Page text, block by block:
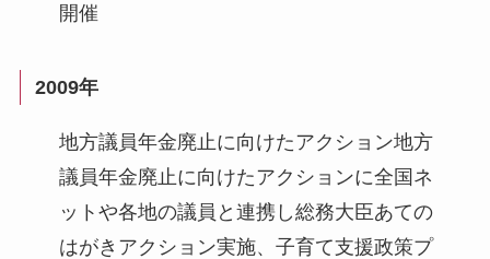
開催
2009年
地方議員年金廃止に向けたアクション地方
議員年金廃止に向けたアクションに全国ネ
ットや各地の議員と連携し総務大臣あての
はがきアクション実施、子育て支援政策プ